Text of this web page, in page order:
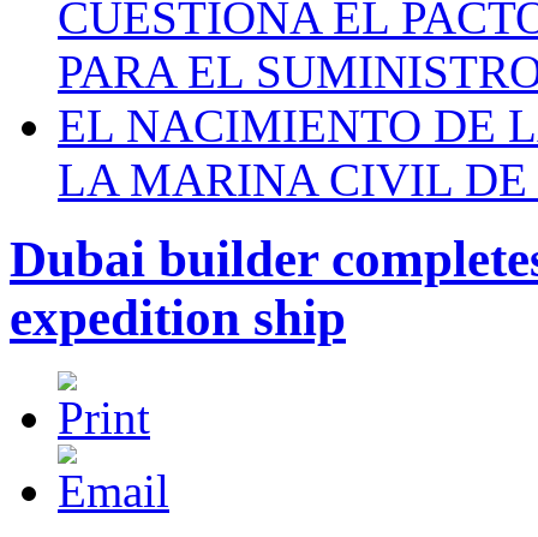
CUESTIONA EL
PARA EL
EL NACIMIENTO DE
LA MARINA CIVIL DE
Dubai builder
expedition ship